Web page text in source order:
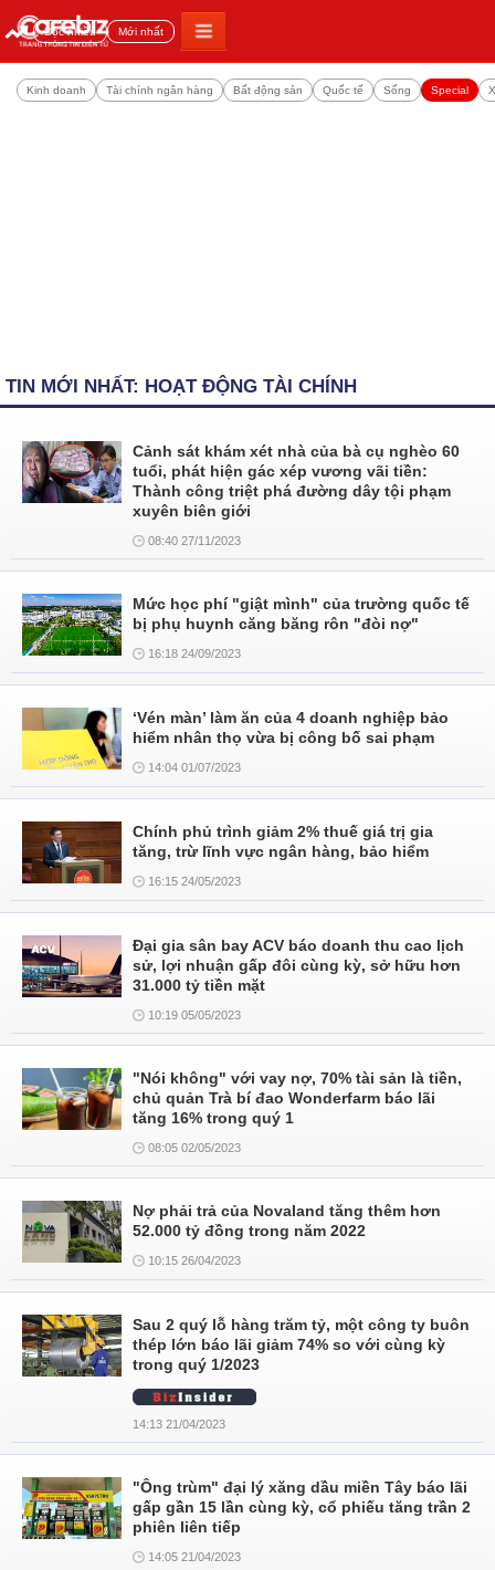
Đọc nhiều Mới nhất
Kinh doanh Tài chính ngân hàng Bất động sản Quốc tế Sống Special
TIN MỚI NHẤT: HOẠT ĐỘNG TÀI CHÍNH
Cảnh sát khám xét nhà của bà cụ nghèo 60
tuổi, phát hiện gác xép vương vãi tiền:
Thành công triệt phá đường dây tội phạm
xuyên biên giới
08:40 27/11/2023
Mức học phí "giật mình" của trường quốc tế
bị phụ huynh căng băng rôn "đòi nợ"
16:18 24/09/2023
‘Vén màn’ làm ăn của 4 doanh nghiệp bảo
hiểm nhân thọ vừa bị công bố sai phạm
14:04 01/07/2023
Chính phủ trình giảm 2% thuế giá trị gia
tăng, trừ lĩnh vực ngân hàng, bảo hiểm
16:15 24/05/2023
Đại gia sân bay ACV báo doanh thu cao lịch
sử, lợi nhuận gấp đôi cùng kỳ, sở hữu hơn
31.000 tỷ tiền mặt
10:19 05/05/2023
"Nói không" với vay nợ, 70% tài sản là tiền,
chủ quản Trà bí đao Wonderfarm báo lãi
tăng 16% trong quý 1
08:05 02/05/2023
Nợ phải trả của Novaland tăng thêm hơn
52.000 tỷ đồng trong năm 2022
10:15 26/04/2023
Sau 2 quý lỗ hàng trăm tỷ, một công ty buôn
thép lớn báo lãi giảm 74% so với cùng kỳ
trong quý 1/2023
14:13 21/04/2023
"Ông trùm" đại lý xăng dầu miền Tây báo lãi
gấp gần 15 lần cùng kỳ, cổ phiếu tăng trần 2
phiên liên tiếp
14:05 21/04/2023